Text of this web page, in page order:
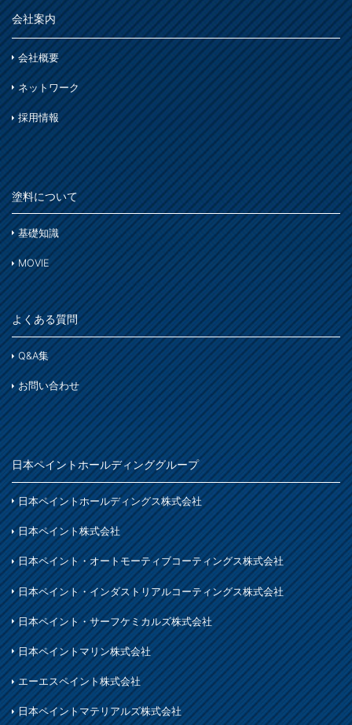
会社案内
会社概要
ネットワーク
採用情報
塗料について
基礎知識
MOVIE
よくある質問
Q&A集
お問い合わせ
日本ペイントホールディンググループ
日本ペイントホールディングス株式会社
日本ペイント株式会社
日本ペイント・オートモーティブコーティングス株式会社
日本ペイント・インダストリアルコーティングス株式会社
日本ペイント・サーフケミカルズ株式会社
日本ペイントマリン株式会社
エーエスペイント株式会社
日本ペイントマテリアルズ株式会社